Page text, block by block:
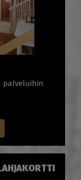
palveluihin